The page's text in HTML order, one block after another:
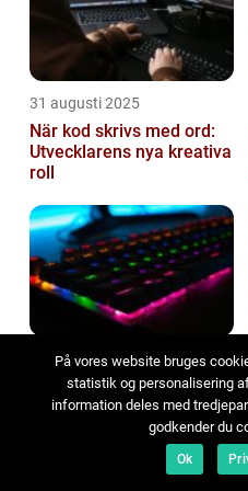
31 augusti 2025
När kod skrivs med ord:
Utvecklarens nya kreativa
roll
29 augusti 2025
Spelvärldar som formas
av AI i realtid och
reagerar på spelarens val
På vores website bruges
statistik og personalisering
information deles med
godkender du
Ok